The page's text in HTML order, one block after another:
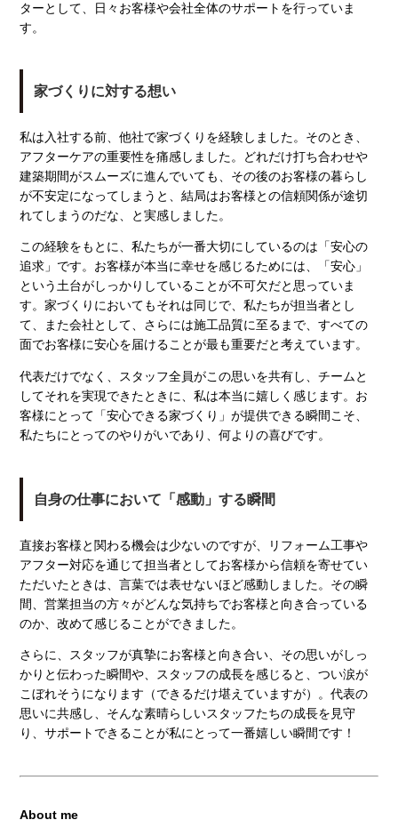
ターとして、日々お客様や会社全体のサポートを行っていま
す。
家づくりに対する想い
私は入社する前、他社で家づくりを経験しました。そのとき、
アフターケアの重要性を痛感しました。どれだけ打ち合わせや
建築期間がスムーズに進んでいても、その後のお客様の暮らし
が不安定になってしまうと、結局はお客様との信頼関係が途切
れてしまうのだな、と実感しました。
この経験をもとに、私たちが一番大切にしているのは「安心の
追求」です。お客様が本当に幸せを感じるためには、「安心」
という土台がしっかりしていることが不可欠だと思っていま
す。家づくりにおいてもそれは同じで、私たちが担当者とし
て、また会社として、さらには施工品質に至るまで、すべての
面でお客様に安心を届けることが最も重要だと考えています。
代表だけでなく、スタッフ全員がこの思いを共有し、チームと
してそれを実現できたときに、私は本当に嬉しく感じます。お
客様にとって「安心できる家づくり」が提供できる瞬間こそ、
私たちにとってのやりがいであり、何よりの喜びです。
自身の仕事において「感動」する瞬間
直接お客様と関わる機会は少ないのですが、リフォーム工事や
アフター対応を通じて担当者としてお客様から信頼を寄せてい
ただいたときは、言葉では表せないほど感動しました。その瞬
間、営業担当の方々がどんな気持ちでお客様と向き合っている
のか、改めて感じることができました。
さらに、スタッフが真摯にお客様と向き合い、その思いがしっ
かりと伝わった瞬間や、スタッフの成長を感じると、つい涙が
こぼれそうになります（できるだけ堪えていますが）。代表の
思いに共感し、そんな素晴らしいスタッフたちの成長を見守
り、サポートできることが私にとって一番嬉しい瞬間です！
About me